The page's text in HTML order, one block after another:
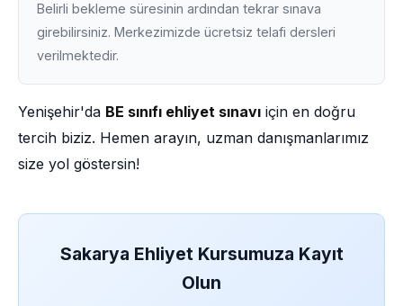
Belirli bekleme süresinin ardından tekrar sınava
girebilirsiniz. Merkezimizde ücretsiz telafi dersleri
verilmektedir.
Yenişehir'da BE sınıfı ehliyet sınavı için en doğru
tercih biziz. Hemen arayın, uzman danışmanlarımız
size yol göstersin!
Sakarya Ehliyet Kursumuza Kayıt
Olun